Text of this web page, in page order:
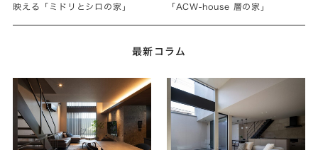
映える「ミドリとシロの家」
「ACW-house 層の家」
最新コラム